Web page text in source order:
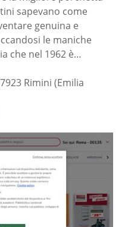
sapevano come
genuina e
le maniche
che nel 1962 è…
Rimini (Emilia